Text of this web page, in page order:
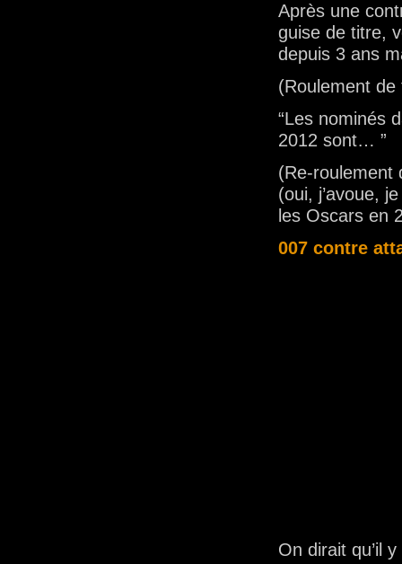
Après une
guise de titre,
depuis 3 ans
(Roulement
“Les nominés
2012 sont… ”
(Re-roulement
(oui, j’avoue,
les Oscars en
007 contre
On dirait qu’il